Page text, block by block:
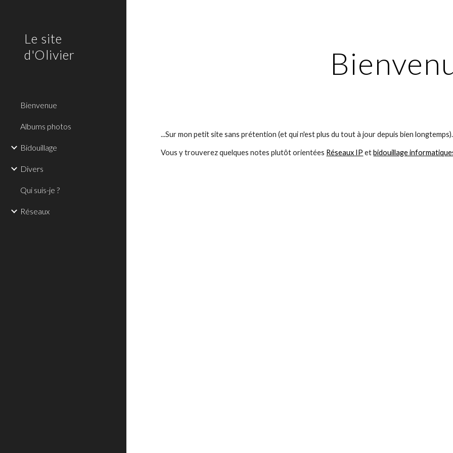
Le site
d'Olivier
Bienvenue
Albums photos
Bidouillage
Divers
Qui suis-je ?
Réseaux
...Sur mon petit site sans prétention (et qui n'est plus du tout à jour depuis bien longtemps).
Vous y trouverez quelques notes plutôt orientées Réseaux IP et bidouillage